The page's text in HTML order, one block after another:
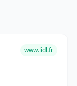
www.lidl.fr